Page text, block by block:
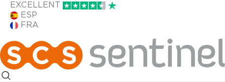
EXCELLENT
ESP
FRA